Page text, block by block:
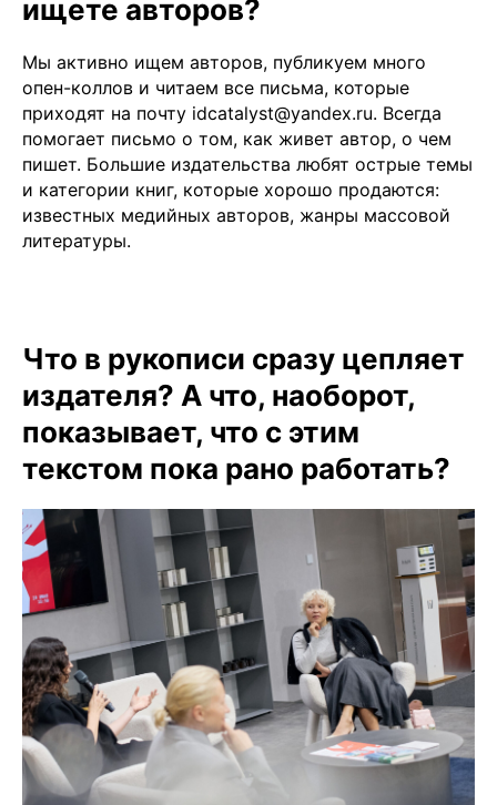
ищете авторов?
Мы активно ищем авторов, публикуем много
опен-коллов и читаем все письма, которые
приходят на почту idcatalyst@yandex.ru. Всегда
помогает письмо о том, как живет автор, о чем
пишет. Большие издательства любят острые темы
и категории книг, которые хорошо продаются:
известных медийных авторов, жанры массовой
литературы.
Что в рукописи сразу цепляет
издателя? А что, наоборот,
показывает, что с этим
текстом пока рано работать?